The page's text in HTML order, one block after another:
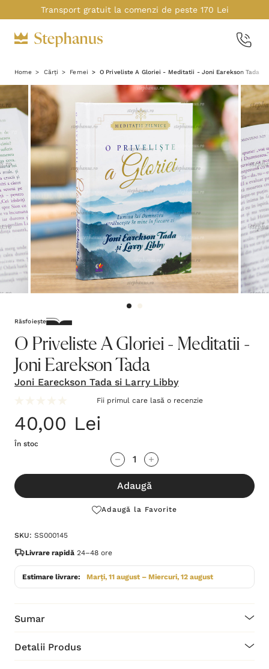
Transport gratuit la comenzi de peste 170 Lei
Home Cărți Femei O Priveliste A Gloriei - Meditatii - Joni Earekson Tada
Răsfoiește
O Priveliste A Gloriei - Meditatii -
Joni Earekson Tada
Joni Eareckson Tada si Larry Libby
Fii primul care lasă o recenzie
40,00 Lei
În stoc
te!
Stocul
Adaugă
Adaugă la Favorite
SKU: SS000145
Livrare rapidă 24–48 ore
Estimare livrare: Marți, 11 august – Miercuri, 12 august
Sumar
Detalii Produs